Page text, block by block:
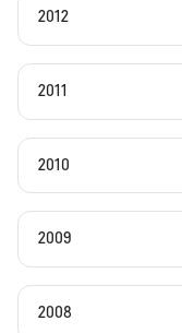
2012
2011
2010
2009
2008